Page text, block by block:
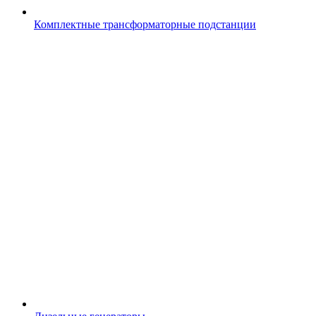
Комплектные трансформаторные подстанции